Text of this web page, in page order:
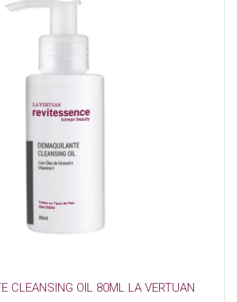
CLEANSING OIL 80ML LA VERTUAN